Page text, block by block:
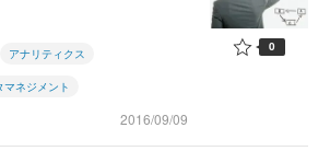
アナリティクス
マネジメント
2016/09/09
0